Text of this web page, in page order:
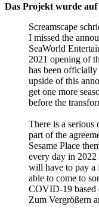
Das Projekt wurde auf
Screamscape
I missed the
SeaWorld
2021 opening of
has been
upside of this
get one more
before the
There is a serious
part of the
Sesame Place
every day in 2022
will have to pay a
able to come to
COVID-19 based
Zum Vergrößern